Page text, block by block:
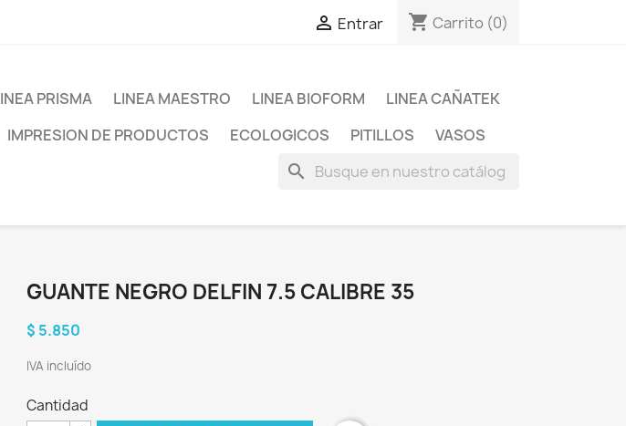
 Entrar shopping_cart Carrito (0)
PRISMA LINEA MAESTRO LINEA BIOFORM
LINEA CAÑATEK
IMPRESION DE PRODUCTOS ECOLOGICOS PITILLOS VASOS
search
GUANTE NEGRO DELFIN 7.5 CALIBRE 35
$ 5.850
IVA incluído
Cantidad